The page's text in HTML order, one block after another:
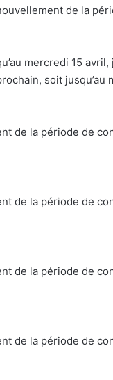
de la
mercredi 15
soit jusqu’au
de la période de
de la période de
de la période de
de la période de